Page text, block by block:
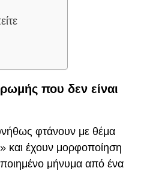
που δεν είναι
φτάνουν με θέμα
και έχουν μορφοποίηση
μήνυμα από ένα